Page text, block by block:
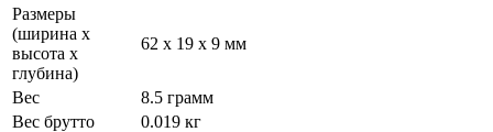
Размеры
(ширина х
высота х
глубина)
62 x 19 x 9 мм
Вес
8.5 грамм
Вес брутто
0.019 кг